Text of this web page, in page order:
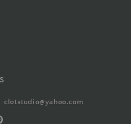
clotstudio@yahoo.com